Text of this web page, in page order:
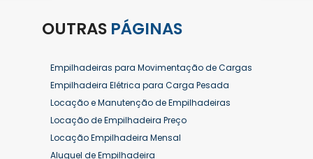
Aluguel de Empilhadeira Diária Valor
Aluguel de Empilhadeira Elétrica Preço
Aluguel de Empilhadeira Mensal
Aluguel de Empilhadeira Preço
Aluguel de Empilhadeira Valor
Aluguel de Empilhadeiras Eletricas
Conserto de Empilhadeira
OUTRAS PÁGINAS
Empilhadeiras para Movimentação de Cargas
Empilhadeira Elétrica para Carga Pesada
Locação e Manutenção de Empilhadeiras
Locação de Empilhadeira Preço
Locação Empilhadeira Mensal
Aluguel de Empilhadeira